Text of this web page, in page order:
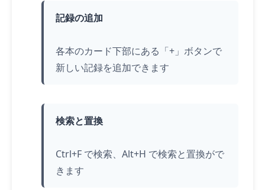
記録の追加
各本のカード下部にある「+」ボタンで
新しい記録を追加できます
検索と置換
Ctrl+F で検索、Alt+H で検索と置換がで
きます